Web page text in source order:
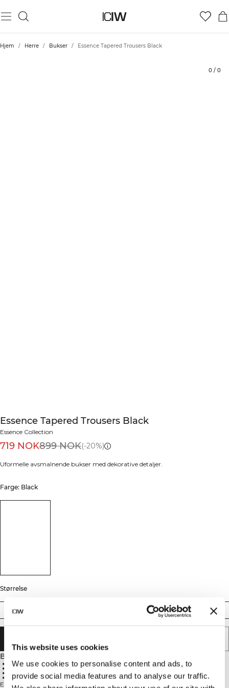
This website uses cookies
We use cookies to personalise content and ads, to
provide social media features and to analyse our traffic.
Hjem / Herre / Bukser / Essence Tapered Trousers Black
0 / 0
Essence Tapered Trousers Black
Essence Collection
719 NOK899 NOK(-20%)
Uformelle avsmalnende bukser med dekorative detaljer.
Farge: Black
Størrelse
S XL XXL
Beskrivelse
69 % rayon, 27 % polyester, 4 % elastan
Avsmalnende passform
Håndlommer
Middels høy midje
Essence Tapered Trousers gir et avslappet, polert uttrykk du kan bruke hver